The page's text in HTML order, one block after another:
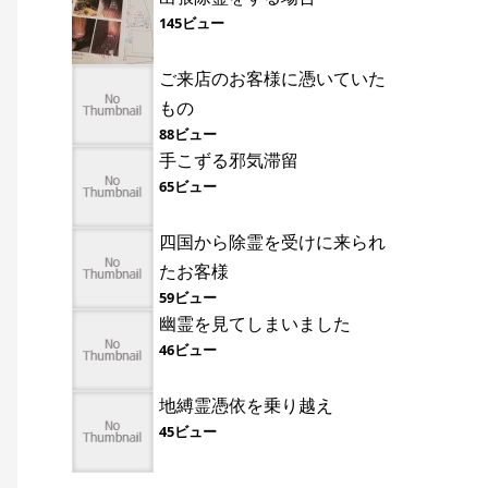
145ビュー
ご来店のお客様に憑いていた
もの
88ビュー
手こずる邪気滞留
65ビュー
四国から除霊を受けに来られ
たお客様
59ビュー
幽霊を見てしまいました
46ビュー
地縛霊憑依を乗り越え
45ビュー